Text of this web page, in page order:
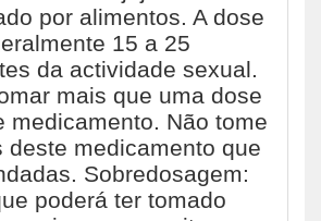
por alimentos. A dose
15 a 25
da actividade sexual.
mais que uma dose
medicamento. Não tome
deste medicamento que
Sobredosagem:
poderá ter tomado